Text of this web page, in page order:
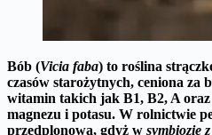
Bób (Vicia faba) to roślina
czasów starożytnych, ceniona za
witamin takich jak B1, B2, A
magnezu i potasu. W rolnictwie
przedplonowa, gdyż w symbiozie